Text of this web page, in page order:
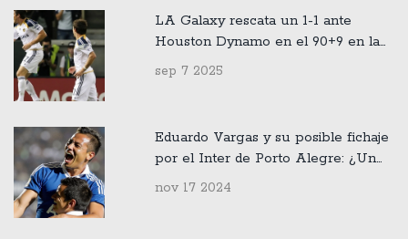
LA Galaxy rescata un 1-1 ante
Houston Dynamo en el 90+9 en la
MLS 2025
sep 7 2025
Eduardo Vargas y su posible fichaje
por el Inter de Porto Alegre: ¿Un
sueño lejano para la Universidad de
nov 17 2024